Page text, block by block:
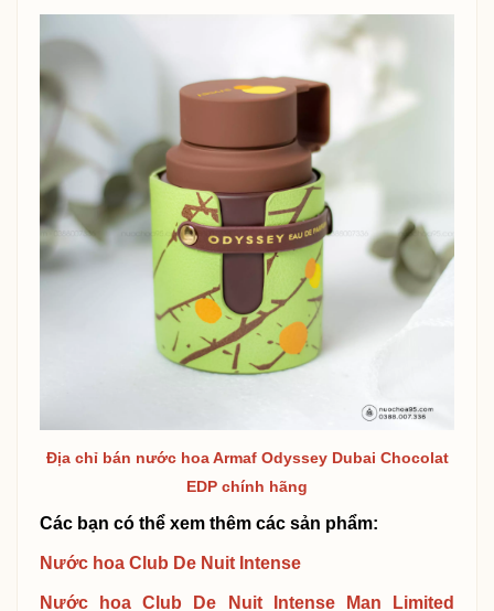
Địa chỉ bán nước hoa Armaf Odyssey Dubai Chocolat
EDP chính hãng
Các bạn có thể xem thêm các sản phẩm:
Nước hoa Club De Nuit Intense
Nước hoa Club De Nuit Intense Man Limited